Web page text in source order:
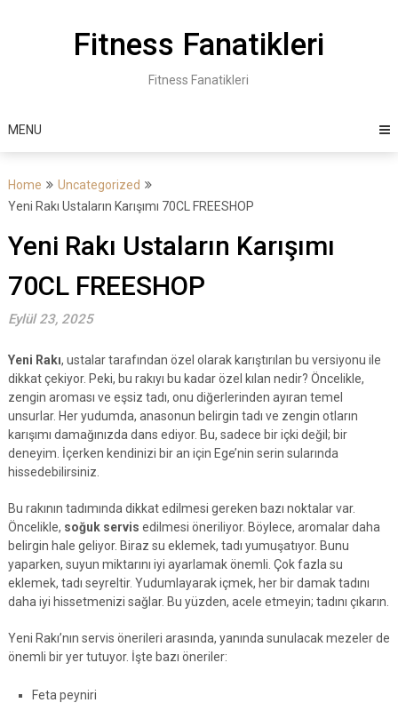
Fitness Fanatikleri
Fitness Fanatikleri
MENU
Home
Uncategorized
Yeni Rakı Ustaların Karışımı 70CL FREESHOP
Yeni Rakı Ustaların Karışımı
70CL FREESHOP
Eylül 23, 2025
Yeni Rakı, ustalar tarafından özel olarak karıştırılan bu versiyonu ile
dikkat çekiyor. Peki, bu rakıyı bu kadar özel kılan nedir? Öncelikle,
zengin aroması ve eşsiz tadı, onu diğerlerinden ayıran temel
unsurlar. Her yudumda, anasonun belirgin tadı ve zengin otların
karışımı damağınızda dans ediyor. Bu, sadece bir içki değil; bir
deneyim. İçerken kendinizi bir an için Ege’nin serin sularında
hissedebilirsiniz.
Bu rakının tadımında dikkat edilmesi gereken bazı noktalar var.
Öncelikle, soğuk servis edilmesi öneriliyor. Böylece, aromalar daha
belirgin hale geliyor. Biraz su eklemek, tadı yumuşatıyor. Bunu
yaparken, suyun miktarını iyi ayarlamak önemli. Çok fazla su
eklemek, tadı seyreltir. Yudumlayarak içmek, her bir damak tadını
daha iyi hissetmenizi sağlar. Bu yüzden, acele etmeyin; tadını çıkarın.
Yeni Rakı’nın servis önerileri arasında, yanında sunulacak mezeler de
önemli bir yer tutuyor. İşte bazı öneriler:
Feta peyniri